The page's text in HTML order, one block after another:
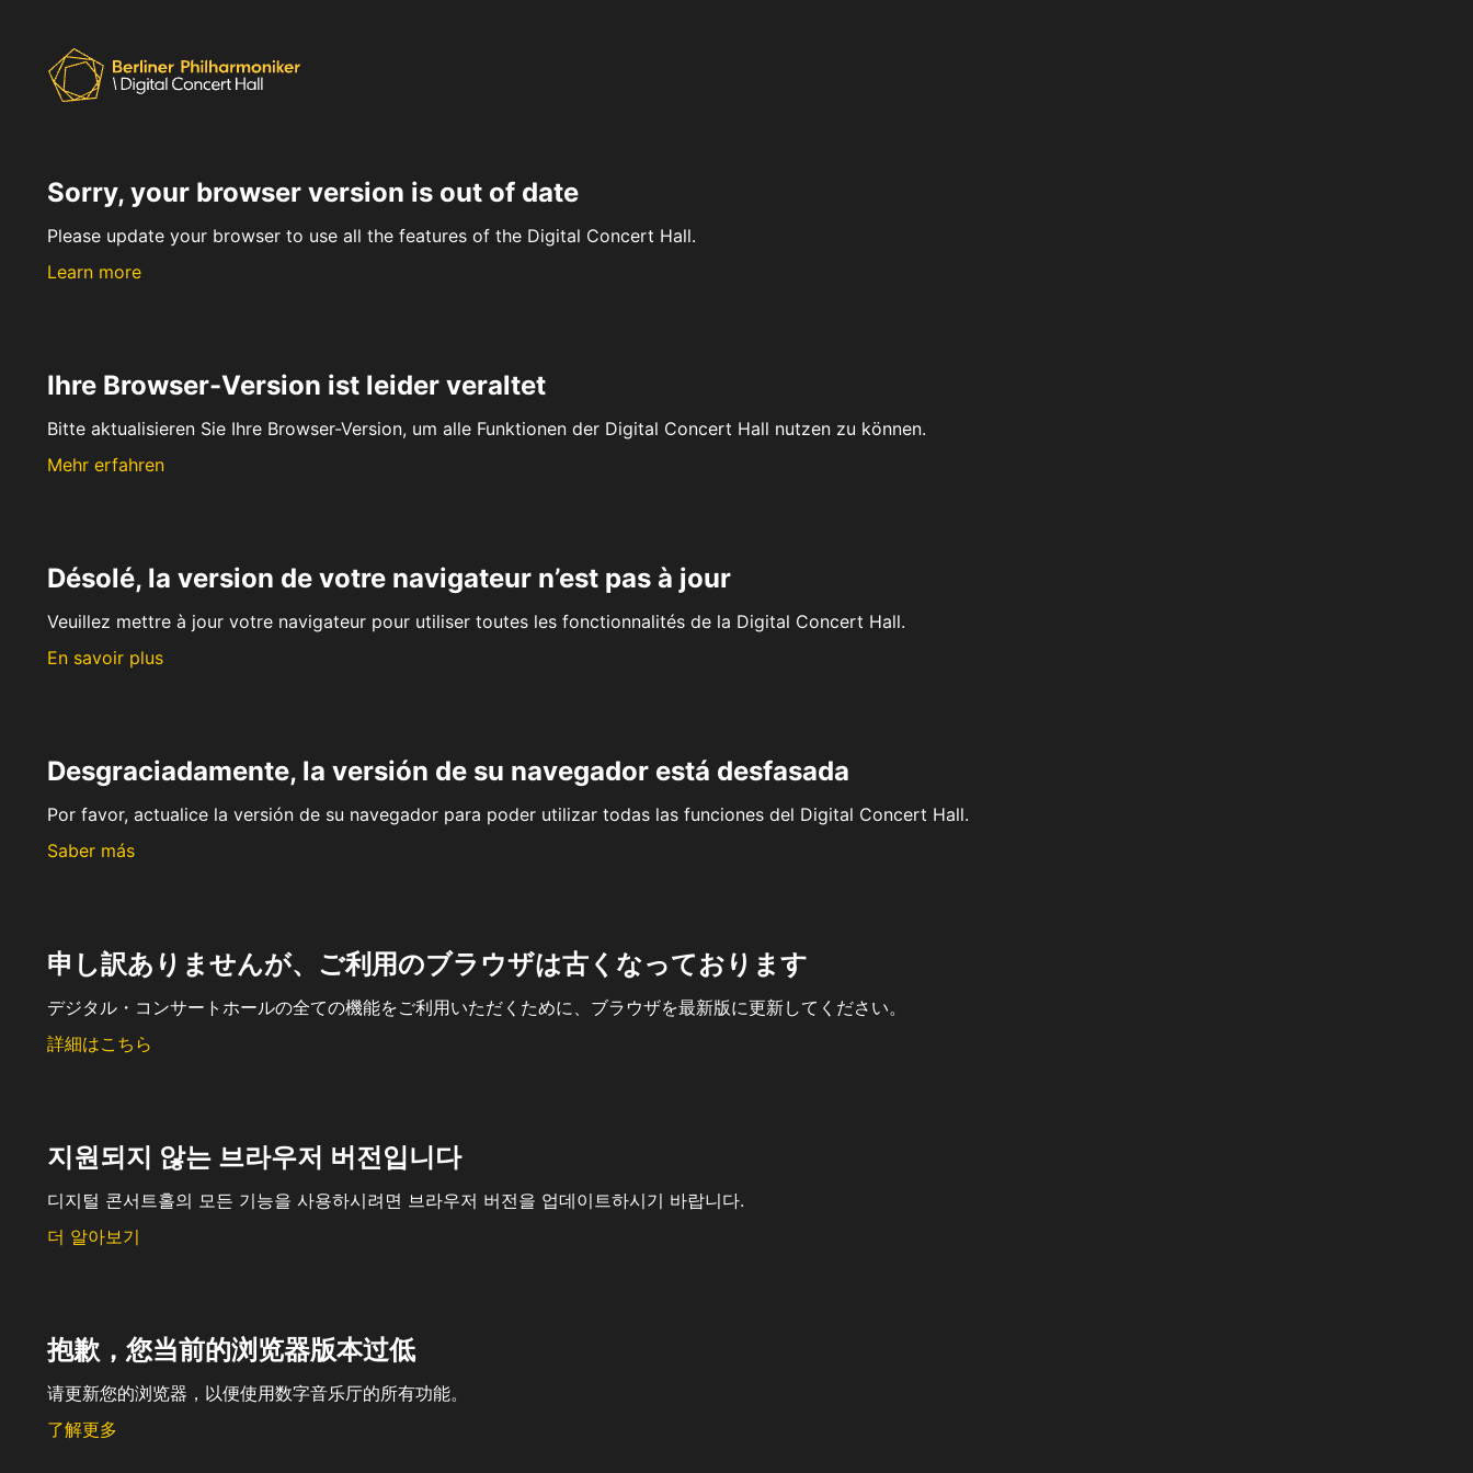
Sorry, your browser version is out of date
Please update your browser to use all the features of the Digital Concert Hall.
Learn more
Ihre Browser-Version ist leider veraltet
Bitte aktualisieren Sie Ihre Browser-Version, um alle Funktionen der Digital Concert Hall nutzen zu können.
Mehr erfahren
Désolé, la version de votre navigateur n’est pas à jour
Veuillez mettre à jour votre navigateur pour utiliser toutes les fonctionnalités de la Digital Concert Hall.
En savoir plus
Desgraciadamente, la versión de su navegador está desfasada
Por favor, actualice la versión de su navegador para poder utilizar todas las funciones del Digital Concert Hall.
Saber más
申し訳ありませんが、ご利用のブラウザは古くなっております
デジタル・コンサートホールの全ての機能をご利用いただくために、ブラウザを最新版に更新してください。
詳細はこちら
지원되지 않는 브라우저 버전입니다
디지털 콘서트홀의 모든 기능을 사용하시려면 브라우저 버전을 업데이트하시기 바랍니다.
더 알아보기
抱歉，您当前的浏览器版本过低
请更新您的浏览器，以便使用数字音乐厅的所有功能。
了解更多